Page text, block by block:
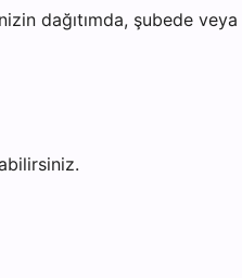
dağıtımda, şubede